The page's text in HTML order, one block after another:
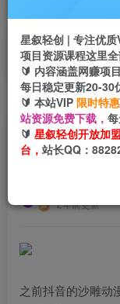
首页 创业课程 会
（9521期）无
入1000+，小白
2年前更新
之前抖音的沙雕动
星叙轻创 | 专注优
项目资源课程这里全
🔰 内容涵盖网赚项
每日稳定更新20-30
🔰 本站VIP 限时特惠
站资源免费下载，
🔰 星叙轻创开放加
台， 站长QQ：